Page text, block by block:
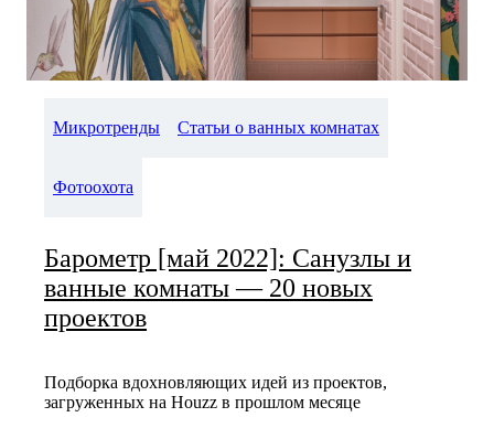
Микротренды Статьи о ванных комнатах
Фотоохота
Барометр [май 2022]: Санузлы и
ванные комнаты — 20 новых
проектов
Подборка вдохновляющих идей из проектов,
загруженных на Houzz в прошлом месяце